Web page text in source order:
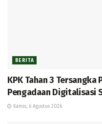
BERITA
KPK Tahan 3
Pengadaan Digitalisasi
Kamis, 6 Agustus 2026